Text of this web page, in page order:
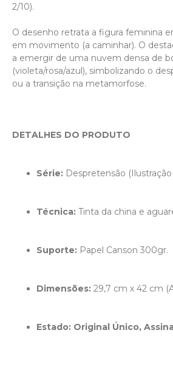
2/10).
O desenho retrata a figura feminina
em movimento (a caminhar). O
a emergir de uma nuvem densa de
(violeta/rosa/azul), simbolizando o
ou a transição na metamorfose.
DETALHES DO PRODUTO
Série: Despretensão
Técnica: Tinta da china e
Suporte: Papel Canson 300gr.
Dimensões: 29,7 cm x 42 cm
Estado: Original Único,